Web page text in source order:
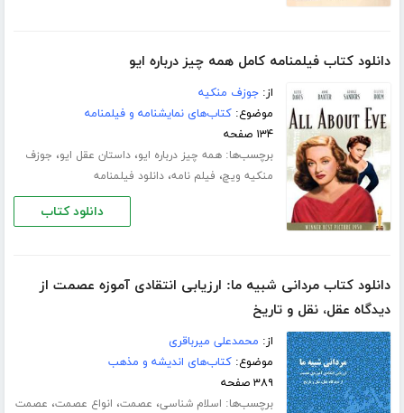
دانلود کتاب فیلمنامه کامل همه چیز درباره ایو
از:جوزف منکیه
موضوع:کتاب‌های نمایشنامه و فیلمنامه
۱۳۴ صفحه
برچسب‌ها:همه چیز درباره ایو،داستان عقل ایو، جوزف
منکیه ویچ، فیلم نامه،دانلود فیلمنامه
دانلود کتاب
دانلود کتاب مردانی شبیه ما: ارزیابی انتقادی آموزه عصمت از
دیدگاه عقل، نقل و تاریخ
از: محمدعلی میرباقری
موضوع:کتاب‌های اندیشه و مذهب
۳۸۹ صفحه
برچسب‌ها: اسلام شناسی، عصمت، انواع عصمت، عصمت